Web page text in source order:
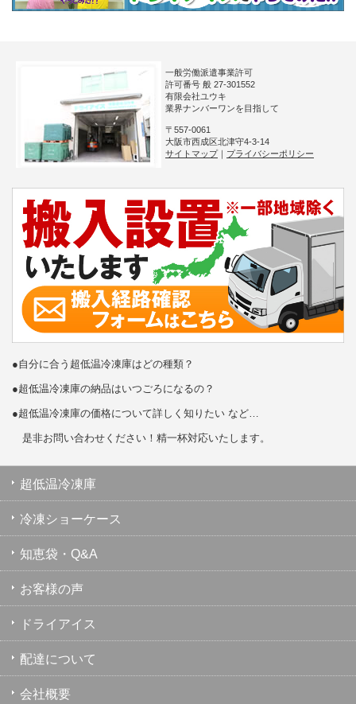
一般労働派遣事業許可
許可番号 般 27-301552
有限会社ユウキ
業界ナンバーワンを目指して
〒557-0061
大阪市西成区北津守4-3-14
サイトマップ｜ プライバシーポリシー
●自分に合う超低温冷凍庫はどの種類？
●超低温冷凍庫の納品はいつごろになるの？
●超低温冷凍庫の価格について詳しく知りたい など…
是非お問い合わせください！精一杯対応いたします。
超低温冷凍庫
冷凍ショーケース
知恵袋・Q&A
お客様の声
ドライアイス
配達について
会社概要